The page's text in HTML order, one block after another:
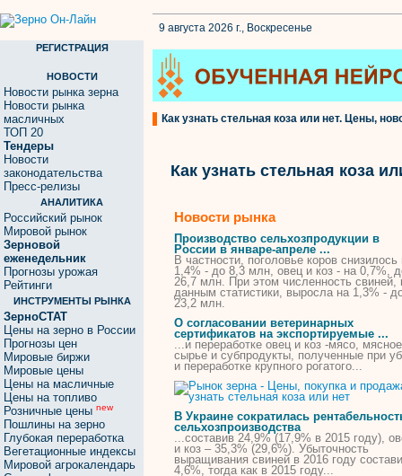
9 августа 2026 г., Воскресенье
РЕГИСТРАЦИЯ
НОВОСТИ
Новости рынка зерна
Новости рынка
масличных
ТОП 20
Тендеры
Новости
законодательства
Пресс-релизы
АНАЛИТИКА
Российский рынок
Мировой рынок
Зерновой
еженедельник
Прогнозы урожая
Рейтинги
ИНСТРУМЕНТЫ РЫНКА
ЗерноСТАТ
Цены на зерно в России
Прогнозы цен
Мировые биржи
Мировые цены
Цены на масличные
Цены на топливо
Розничные цены new
Пошлины на зерно
Глубокая переработка
Вегетационные индексы
Мировой агрокалендарь
Как узнать стельная коза или нет. Цены,
Как узнать стельная коза
Новости рынка
Производство сельхозпродукции в
России в январе-апреле ...
В частности, поголовье коров снизилось
1,4% - до 8,3 млн, овец и коз - на 0,7%,
26,7 млн. При этом численность свиней,
данным статистики, выросла на 1,3% -
23,2 млн.
О согласовании ветеринарных
сертификатов на экспортируемые ...
...и переработке овец и коз -мясо, мясное
сырье и субпродукты, полученные при
и переработке крупного рогатого...
В Украине сократилась
сельхозпроизводства
...составив 24,9% (17,9% в 2015 году),
и коз – 35,3% (29,6%). Убыточность
выращивания свиней в 2016 году
4,6%, тогда как в 2015 году...